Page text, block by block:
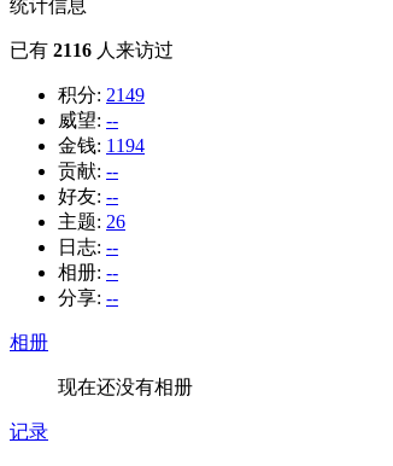
统计信息
已有 2116 人来访过
积分: 2149
威望: --
金钱: 1194
贡献: --
好友: --
主题: 26
日志: --
相册: --
分享: --
相册
现在还没有相册
记录